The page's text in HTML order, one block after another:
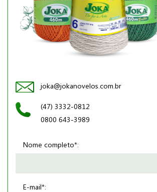
joka@jokanovelos.com.br
(47) 3332-0812
0800 643-3989
Nome completo*:
E-mail*: